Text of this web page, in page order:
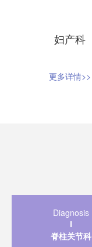
妇产科
更多详情>>
Diagnosis
脊柱关节科